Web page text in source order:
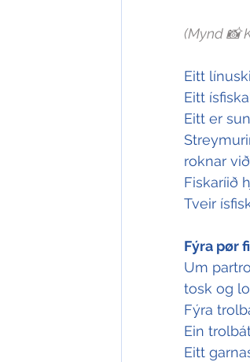
(Mynd 📸
Eitt
Eitt
Eitt er
roknar
Fiskaríið
Tveir
Fýra pør
Um
tosk og
Fýra
Ein
Eitt